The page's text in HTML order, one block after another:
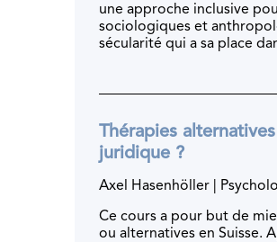
une approche inclusive
sociologiques et
sécularité qui a sa place
Thérapies
juridique ?
Axel Hasenhöller |
Ce cours a pour but de
ou alternatives en Suisse.